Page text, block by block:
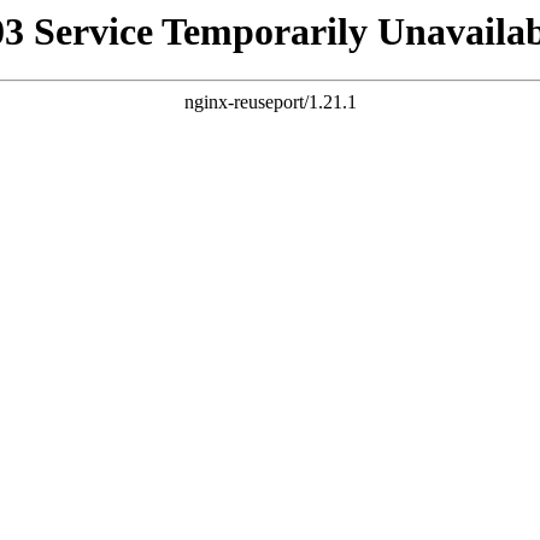
Service Temporarily
nginx-reuseport/1.21.1